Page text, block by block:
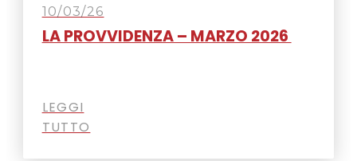
10/03/26
LA PROVVIDENZA – MARZO 2026
LEGGI
TUTTO